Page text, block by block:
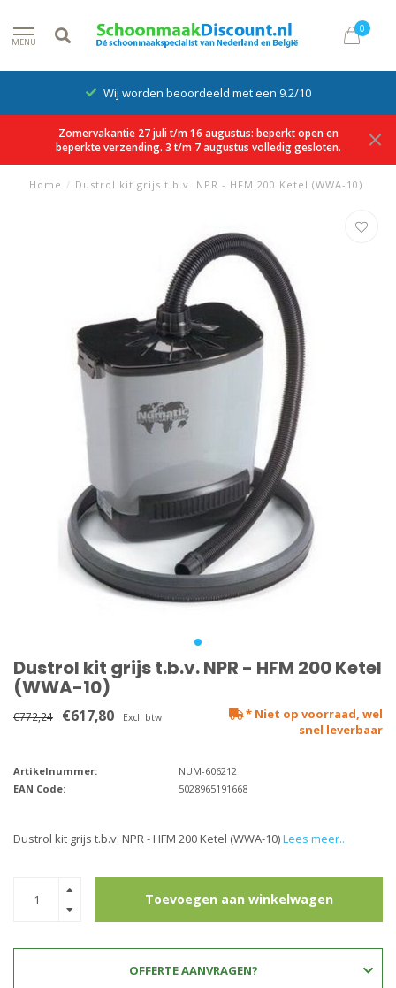
MENU
0
Wij worden beoordeeld met een 9.2/10
Zomervakantie 27 juli t/m 16 augustus: beperkt open en
beperkte verzending. 3 t/m 7 augustus volledig gesloten.
Home / Dustrol kit grijs t.b.v. NPR - HFM 200 Ketel (WWA-10)
Dustrol kit grijs t.b.v. NPR - HFM 200 Ketel
(WWA-10)
€772,24 €617,80 Excl. btw
* Niet op voorraad, wel
snel leverbaar
Artikelnummer:
NUM-606212
EAN Code:
5028965191668
Dustrol kit grijs t.b.v. NPR - HFM 200 Ketel (WWA-10)Lees meer..
Toevoegen aan winkelwagen
OFFERTE AANVRAGEN?